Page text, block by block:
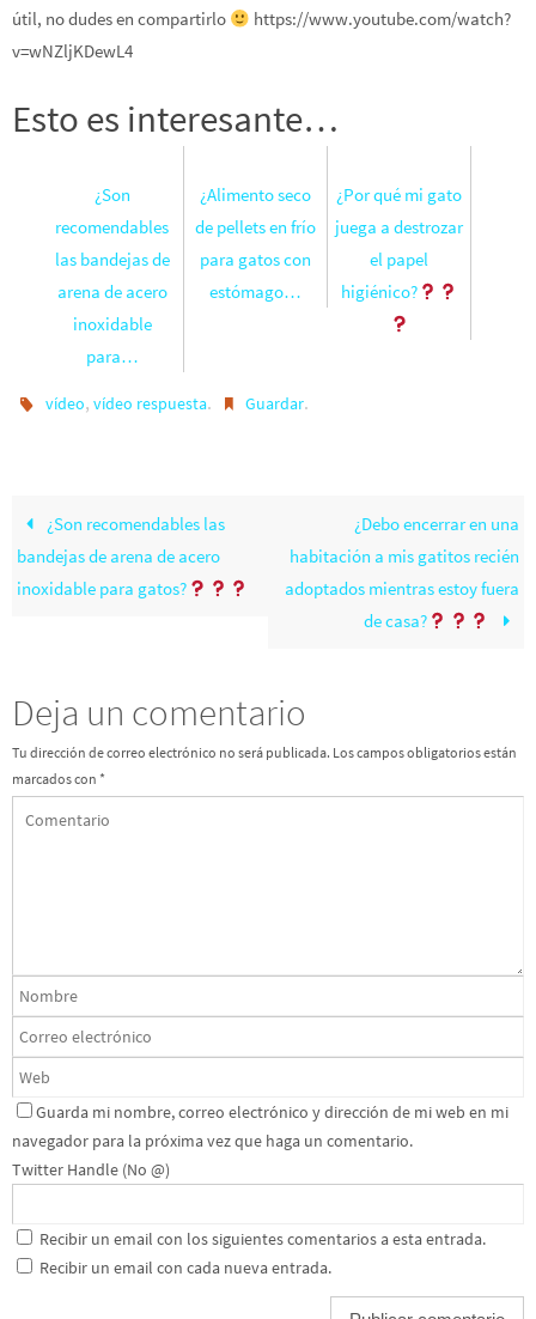
útil, no dudes en compartirlo
https://www.youtube.com/watch?
v=wNZljKDewL4
Esto es interesante…
¿Son
recomendables
las bandejas de
arena de acero
inoxidable
para…
¿Alimento seco
de pellets en frío
para gatos con
estómago…
¿Por qué mi gato
juega a destrozar
el papel
higiénico?
vídeo,vídeo respuesta. Guardar.
¿Son recomendables las
bandejas de arena de acero
inoxidable para gatos?
¿Debo encerrar en una
habitación a mis gatitos recién
adoptados mientras estoy fuera
de casa?
Deja un comentario
Tu dirección de correo electrónico no será publicada. Los campos obligatorios están
marcados con *
Guarda mi nombre, correo electrónico y dirección de mi web en mi
navegador para la próxima vez que haga un comentario.
Twitter Handle (No @)
Recibir un email con los siguientes comentarios a esta entrada.
Recibir un email con cada nueva entrada.